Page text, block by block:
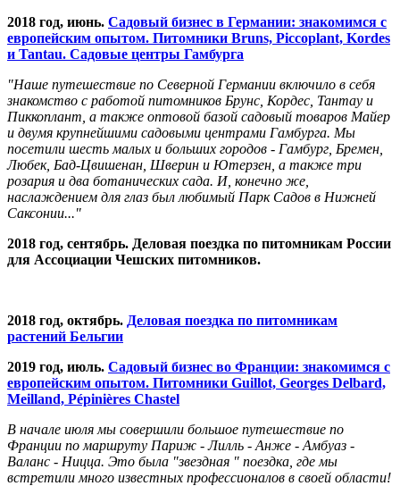
2018 год, июнь. Садовый бизнес в Германии: знакомимся с
европейским опытом. Питомники Bruns, Piccoplant, Kordes
и Tantau. Садовые центры Гамбурга
"Наше путешествие по Северной Германии включило в себя
знакомство с работой питомников Брунс, Кордес, Тантау и
Пиккоплант, а также оптовой базой садовый товаров Майер
и двумя крупнейшими садовыми центрами Гамбурга. Мы
посетили шесть малых и больших городов - Гамбург, Бремен,
Любек, Бад-Цвишенан, Шверин и Ютерзен, а также три
розария и два ботанических сада. И, конечно же,
наслаждением для глаз был любимый Парк Садов в Нижней
Саксонии..."
2018 год, сентябрь. Деловая поездка по питомникам России
для Ассоциации Чешских питомников.
2018 год, октябрь. Деловая поездка по питомникам
растений Бельгии
2019 год, июль. Садовый бизнес во Франции: знакомимся с
европейским опытом. Питомники Guillot, Georges Delbard,
Meilland, Pépinières Chastel
В начале июля мы совершили большое путешествие по
Франции по маршруту Париж - Лилль - Анже - Амбуаз -
Валанс - Ницца. Это была "звездная " поездка, где мы
встретили много известных профессионалов в своей области!